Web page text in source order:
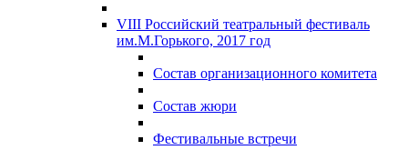
VIII Российский театральный фестиваль
им.М.Горького, 2017 год
Состав организационного комитета
Состав жюри
Фестивальные встречи